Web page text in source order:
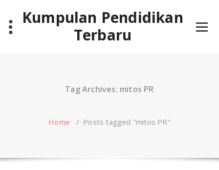
contentKumpulan Pendidikan
Terbaru
Tag Archives: mitos PR
Home / Posts tagged "mitos PR"